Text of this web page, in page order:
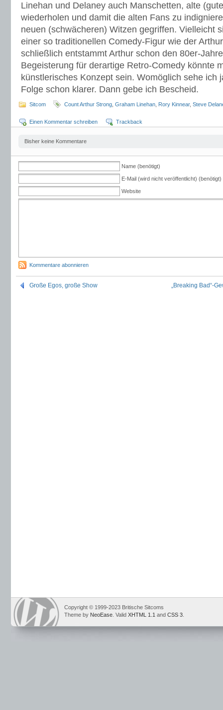
Linehan und Delaney auch Manschetten, alte
wiederholen und damit die alten Fans zu
neuen (schwächeren) Witzen gegriffen. Vielleicht
einer so traditionellen Comedy-Figur wie der
schließlich entstammt Arthur schon den 80er-
Begeisterung für derartige Retro-Comedy könnte
künstlerisches Konzept sein. Womöglich sehe ich
Folge schon klarer. Dann gebe ich Bescheid.
Sitcom Count Arthur Strong Graham Linehan Rory Kinnear, Steve
Einen Kommentar schreiben Trackback
Bisher keine Kommentare
Name (benötigt)
E-Mail (wird nicht veröffentlicht) (benötigt)
Website
Kommentare abonnieren
Große Egos, große Show „Breaking Bad“-
Copyright © 1999-2023 Britische Sitcoms
Theme by NeoEase . Valid XHTML 1.1 and CSS 3